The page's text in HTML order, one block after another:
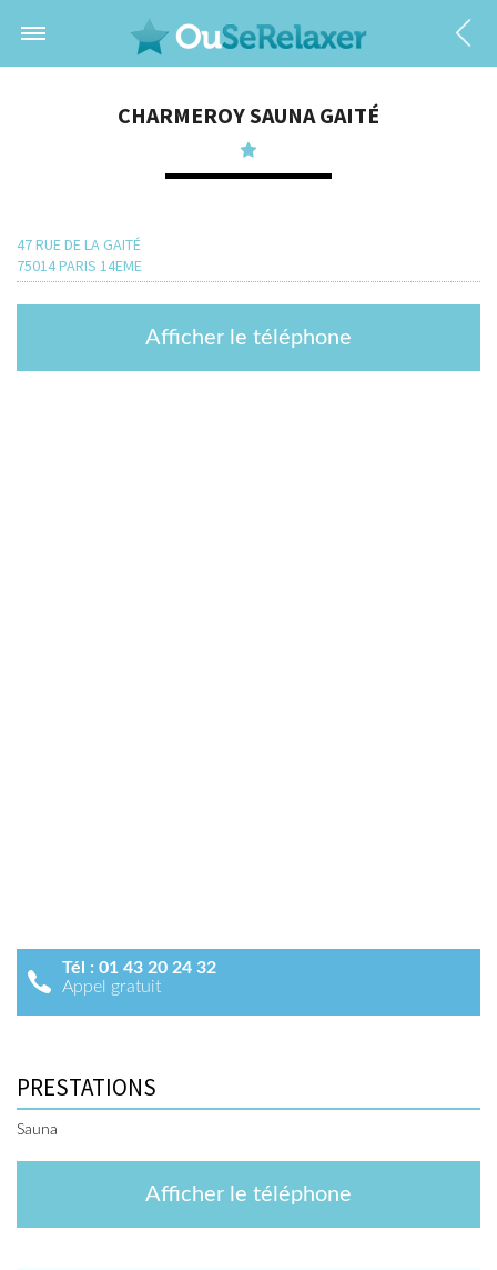
CHARMEROY SAUNA GAITÉ
47 RUE DE LA GAITÉ
75014 PARIS 14EME
Afficher le téléphone
Tél : 01 43 20 24 32
Appel gratuit
PRESTATIONS
Sauna
Afficher le téléphone